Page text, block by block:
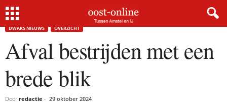
Home Afval bestrijden met een brede blik
DWARS NIEUWS OVERZICHT
Afval bestrijden met een
brede blik
Door redactie - 29 oktober 2024